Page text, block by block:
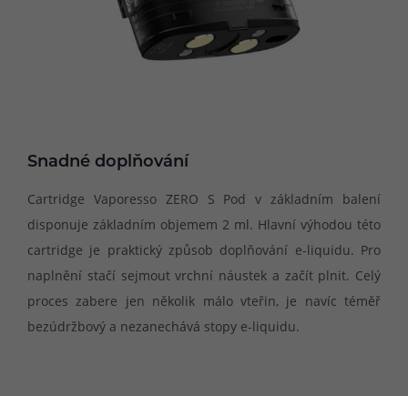
Snadné doplňování
Cartridge Vaporesso ZERO S Pod v základním balení
disponuje základním objemem 2 ml. Hlavní výhodou této
cartridge je praktický způsob doplňování e-liquidu. Pro
naplnění stačí sejmout vrchní náustek a začít plnit. Celý
proces zabere jen několik málo vteřin, je navíc téměř
bezúdržbový a nezanechává stopy e-liquidu.